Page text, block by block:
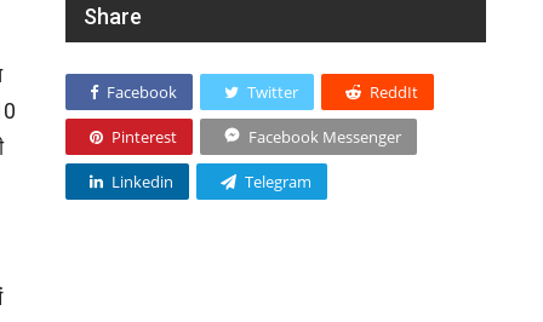
Share
Facebook Twitter ReddIt
Pinterest Facebook Messenger
Linkedin Telegram